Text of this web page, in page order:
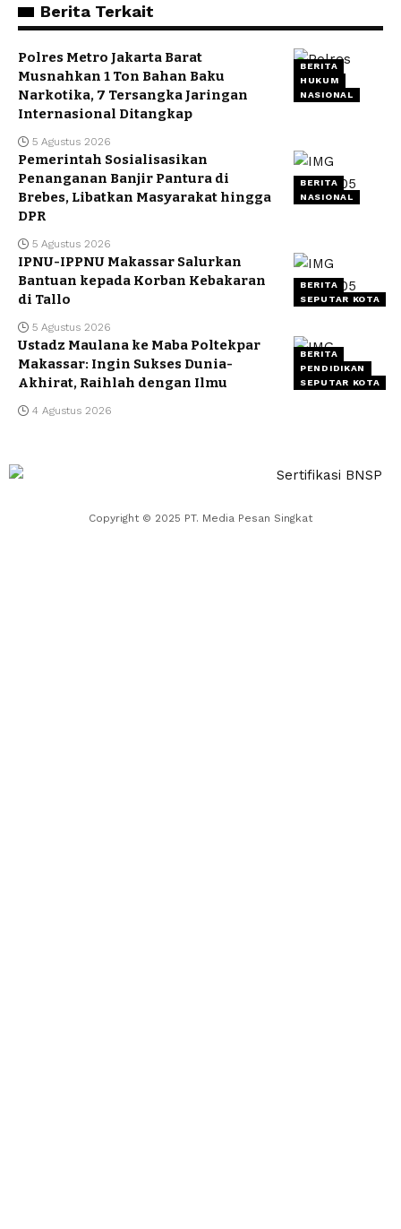
Berita Terkait
BERITA
HUKUM
NASIONAL
Polres Metro Jakarta Barat
Musnahkan 1 Ton Bahan Baku
Narkotika, 7 Tersangka Jaringan
Internasional Ditangkap
5 Agustus 2026
BERITA
NASIONAL
Pemerintah Sosialisasikan
Penanganan Banjir Pantura di
Brebes, Libatkan Masyarakat hingga
DPR
5 Agustus 2026
BERITA
SEPUTAR KOTA
IPNU-IPPNU Makassar Salurkan
Bantuan kepada Korban Kebakaran
di Tallo
5 Agustus 2026
BERITA
PENDIDIKAN
SEPUTAR KOTA
Ustadz Maulana ke Maba Poltekpar
Makassar: Ingin Sukses Dunia-
Akhirat, Raihlah dengan Ilmu
4 Agustus 2026
Copyright © 2025 PT. Media Pesan Singkat